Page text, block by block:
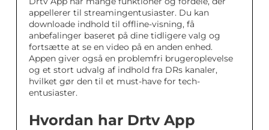
appellerer til streamingentusiaster. Du kan
downloade indhold til offline-visning, få
anbefalinger baseret på dine tidligere valg og
fortsætte at se en video på en anden enhed.
Appen giver også en problemfri brugeroplevelse
og et stort udvalg af indhold fra DRs kanaler,
hvilket gør den til et must-have for tech-
entusiaster.
Hvordan har Drtv App